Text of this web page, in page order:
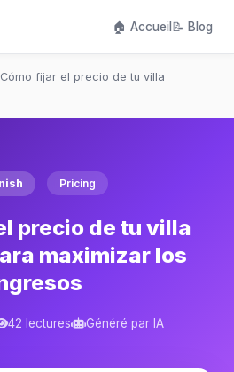
🏠 Accueil📝 Blog
Cómo fijar el precio de tu villa
Pricing
precio de tu villa
maximizar los
42 lectures Généré par IA